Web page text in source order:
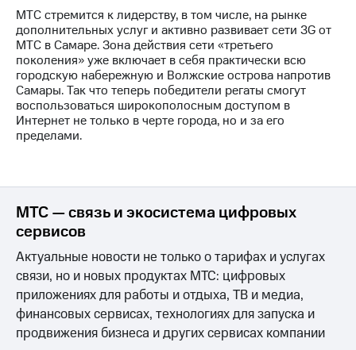
в
регионе
и акционерам
Корпоративное
управление
Корпоративный
секретарь
Информация
Документы
ПАО
"МТС"
Собрания
акционеров
Личный
кабинет
акционера
Акционерный
МТС стремится к лидерству, в том числе, на рынке
дополнительных услуг и активно развивает сети 3G от
МТС в Самаре. Зона действия сети «третьего
поколения» уже включает в себя практически всю
городскую набережную и Волжские острова напротив
Самары. Так что теперь победители регаты смогут
воспользоваться широкополосным доступом в
Интернет не только в черте города, но и за его
пределами.
МТС — связь и экосистема цифровых
сервисов
Актуальные новости не только о тарифах и услугах
связи, но и новых продуктах МТС: цифровых
приложениях для работы и отдыха, ТВ и медиа,
финансовых сервисах, технологиях для запуска и
продвижения бизнеса и других сервисах компании